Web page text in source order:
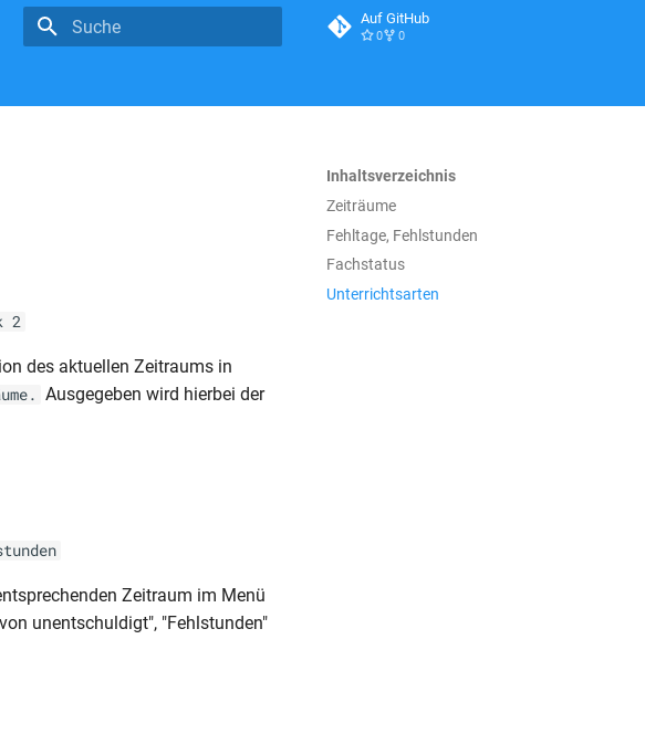
Auf GitHub
0 0
Inhaltsverzeichnis
Zeiträume
Fehltage, Fehlstunden
Fachstatus
Unterrichtsarten
2
des aktuellen Zeitraums in
Ausgegeben wird hierbei der
Zeitraum im Menü
unentschuldigt", "Fehlstunden"